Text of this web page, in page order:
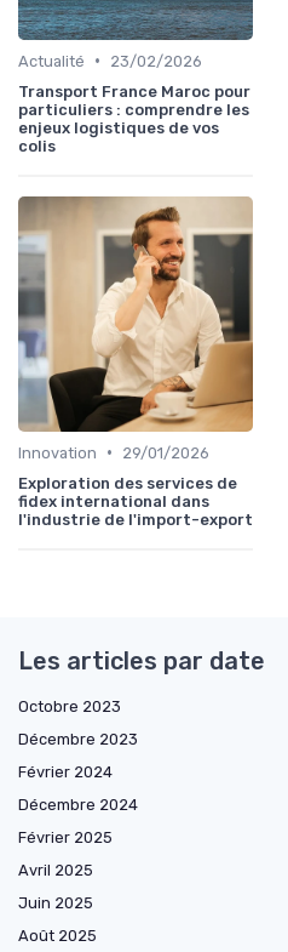
Actualité •
23/02/2026
Transport France Maroc pour
particuliers : comprendre les
enjeux logistiques de vos
colis
Innovation •
29/01/2026
Exploration des services de
fidex international dans
l'industrie de l'import-export
Les articles par date
Octobre 2023
Décembre 2023
Février 2024
Décembre 2024
Février 2025
Avril 2025
Juin 2025
Août 2025